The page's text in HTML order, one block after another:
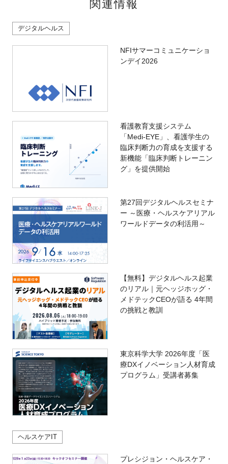
関連情報
デジタルヘルス
NFIサマーコミュニケーショ
ンデイ2026
看護教育支援システム
「Medi-EYE」、看護学生の
臨床判断力の育成を支援する
新機能「臨床判断トレーニン
グ」を提供開始
第27回デジタルヘルスセミナ
ー ～医療・ヘルスケアリアル
ワールドデータの利活用～
【無料】デジタルヘルス起業
のリアル｜元ヘッジホッグ・
メドテックCEOが語る 4年間
の挑戦と教訓
東京科学大学 2026年度「医
療DXイノベーション人材育成
プログラム」受講者募集
ヘルスケアIT
プレシジョン・ヘルスケア・